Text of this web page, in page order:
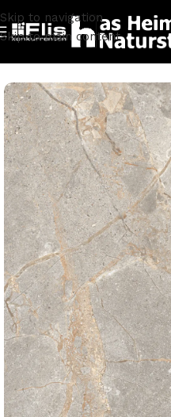
Skip to navigation
Skip to main content